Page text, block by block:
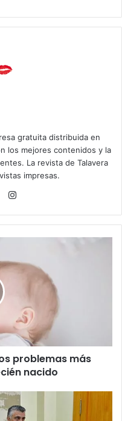
gratuita distribuida en
los mejores contenidos y la
La revista de Talavera
impresas.
X
ra
m
problemas más
nacido